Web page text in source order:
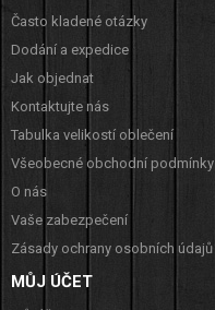
Často kladené otázky
Dodání a expedice
Jak objednat
Kontaktujte nás
Tabulka velikostí oblečení
Všeobecné obchodní podmínky
O nás
Vaše zabezpečení
Zásady ochrany osobních údajů
MŮJ ÚČET